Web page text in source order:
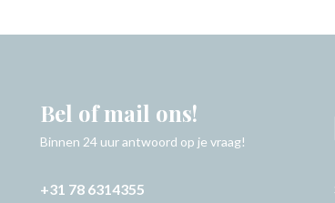
Bel of mail ons!
Binnen 24 uur antwoord op je vraag!
+31 78 6314355